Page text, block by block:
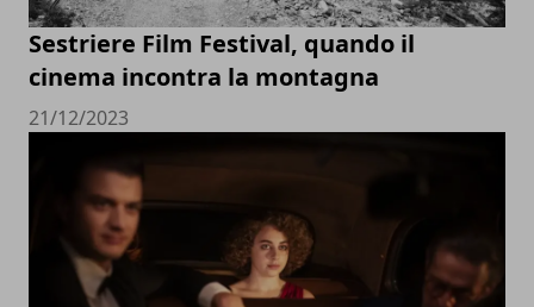
Sestriere Film Festival, quando il
cinema incontra la montagna
21/12/2023